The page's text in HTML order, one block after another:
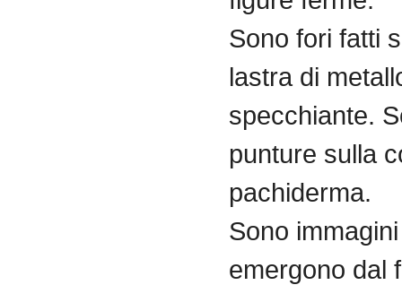
Sono fori fatti
lastra di
specchiante.
punture sulla
pachiderma.
Sono immagini
emergono dal